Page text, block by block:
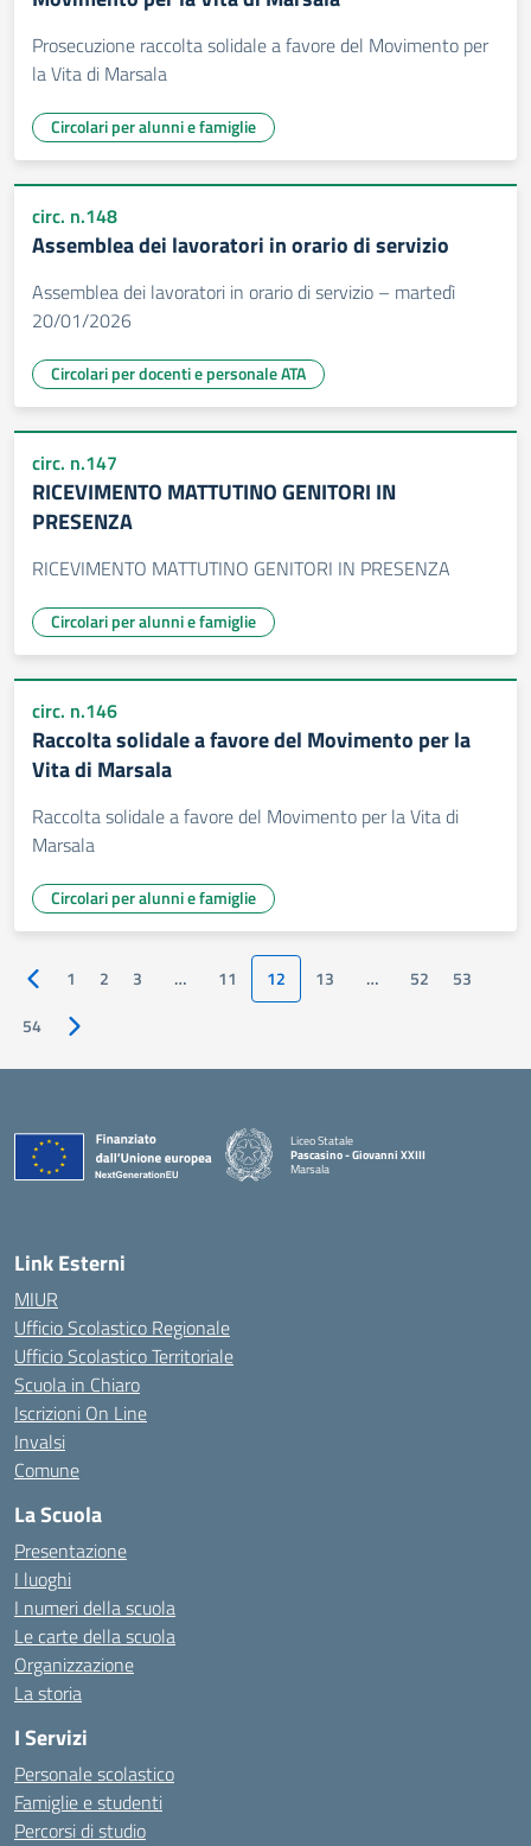
Prosecuzione raccolta solidale a favore del Movimento per
la Vita di Marsala
Circolari per alunni e famiglie
circ. n.148
Assemblea dei lavoratori in orario di servizio
Assemblea dei lavoratori in orario di servizio – martedì
20/01/2026
Circolari per docenti e personale ATA
circ. n.147
RICEVIMENTO MATTUTINO GENITORI IN
PRESENZA
RICEVIMENTO MATTUTINO GENITORI IN PRESENZA
Circolari per alunni e famiglie
circ. n.146
Raccolta solidale a favore del Movimento per la
Vita di Marsala
Raccolta solidale a favore del Movimento per la Vita di
Marsala
Circolari per alunni e famiglie
Pagina precedente
1 2 3 … 11 12 13 … 52
53
54
Pagina successiva
Liceo Statale
Pascasino - Giovanni XXIII
Marsala
Link Esterni
MIUR
Ufficio Scolastico Regionale
Ufficio Scolastico Territoriale
Scuola in Chiaro
Iscrizioni On Line
Invalsi
Comune
La Scuola
Presentazione
I luoghi
I numeri della scuola
Le carte della scuola
Organizzazione
La storia
I Servizi
Personale scolastico
Famiglie e studenti
Percorsi di studio